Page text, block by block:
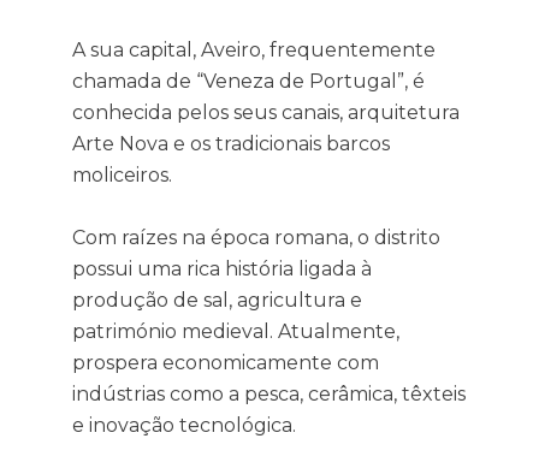
A sua capital, Aveiro, frequentemente
chamada de “Veneza de Portugal”, é
conhecida pelos seus canais, arquitetura
Arte Nova e os tradicionais barcos
moliceiros.
Com raízes na época romana, o distrito
possui uma rica história ligada à
produção de sal, agricultura e
património medieval. Atualmente,
prospera economicamente com
indústrias como a pesca, cerâmica, têxteis
e inovação tecnológica.